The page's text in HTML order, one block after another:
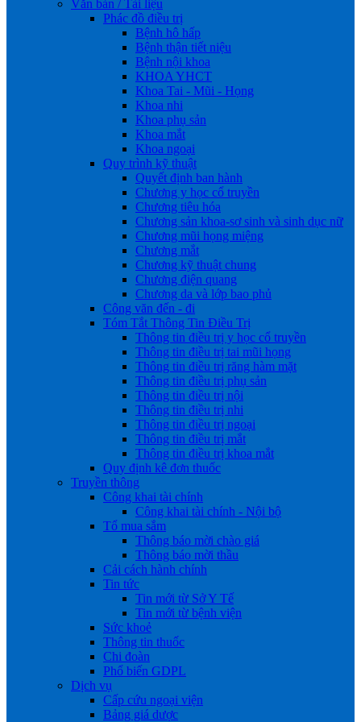
Văn bản / Tài liệu
Phác đồ điều trị
Bệnh hô hấp
Bệnh thận tiết niệu
Bệnh nội khoa
KHOA YHCT
Khoa Tai - Mũi - Họng
Khoa nhi
Khoa phụ sản
Khoa mắt
Khoa ngoại
Quy trình kỹ thuật
Quyết định ban hành
Chương y học cổ truyền
Chương tiêu hóa
Chương sản khoa-sơ sinh và sinh dục nữ
Chương mũi họng miệng
Chương mắt
Chương kỹ thuật chung
Chương điện quang
Chương da và lớp bao phủ
Công văn đến - đi
Tóm Tắt Thông Tin Điều Trị
Thông tin điều trị y học cổ truyền
Thông tin điều trị tai mũi họng
Thông tin điều trị răng hàm mặt
Thông tin điều trị phụ sản
Thông tin điều trị nội
Thông tin điều trị nhi
Thông tin điều trị ngoại
Thông tin điều trị mắt
Thông tin điều trị khoa mắt
Quy định kê đơn thuốc
Truyền thông
Công khai tài chính
Công khai tài chính - Nội bộ
Tổ mua sắm
Thông báo mời chào giá
Thông báo mời thầu
Cải cách hành chính
Tin tức
Tin mới từ Sở Y Tế
Tin mới từ bệnh viện
Sức khoẻ
Thông tin thuốc
Chi đoàn
Phổ biến GDPL
Dịch vụ
Cấp cứu ngoại viện
Bảng giá dược